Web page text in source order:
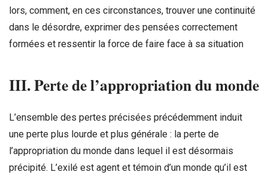
lors, comment, en ces circonstances, trouver une continuité
dans le désordre, exprimer des pensées correctement
formées et ressentir la force de faire face à sa situation
III. Perte de l’appropriation du monde
L’ensemble des pertes précisées précédemment induit
une perte plus lourde et plus générale : la perte de
l’appropriation du monde dans lequel il est désormais
précipité. L’exilé est agent et témoin d’un monde qu’il est